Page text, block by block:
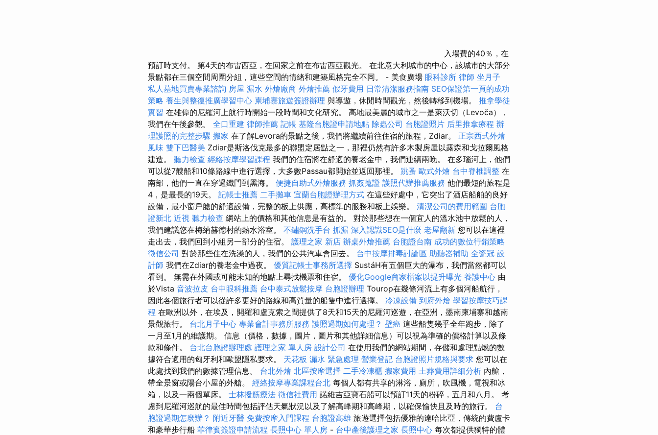
入場費的40％，在
預訂時支付。 第4天的布雷西亞，在回家之前在布雷西亞觀光。 在北意大利城市的中心，該城市的大部分
景點都在三個空間周圍分組，這些空間的情緒和建築風格完全不同。 - 美食廣場 眼科診所 律師 坐月子
私人墓地買賣專業諮詢 房屋 漏水 外燴廠商 外燴推薦 假牙費用 日常清潔服務指南 SEO保證第一頁的成功
策略 養生與整復推廣學習中心 柬埔寨旅遊簽證辦理 與導遊，休閒時間觀光，然後轉移到機場。 推拿學徒
實習 在雄偉的尼羅河上航行時開始一段時間和文化研究。 高地最美麗的城市之一是萊沃切（Levoča），
我們在午後參觀。 全口重建 律師推薦 記帳 基隆台胞證申請地點 除蟲公司 台胞證照片 后里推拿療程 辦
理護照的完整步驟 搬家 在了解Levora的景點之後，我們將繼續前往住宿的旅程，Zdiar。 正宗西式外燴
風味 雙下巴醫美 Zdiar是斯洛伐克最多的聯盟定居點之一，那裡仍然有許多木製房屋以露森和戈拉爾風格
建造。 聽力檢查 經絡按摩學習課程 我們的住宿將在舒適的養老金中，我們連續兩晚。 在多瑙河上，他們
可以從7艘船和10條路線中進行選擇，大多數Passau都開始並返回那裡。 跳蚤 歐式外燴 台中脊椎調整 在
南部，他們一直在穿過鐵門到黑海。 便捷自助式外燴服務 抓姦蒐證 護照代辦推薦服務 他們最短的旅程是
4，是最長的19天。 記帳士推薦 二手攤車 宜蘭台胞證辦理方式 在這些好處中，它突出了酒店船舶的良好
設備，最小窗戶艙的舒適設備，完整的板上供應，高標準的服務和板上娛樂。 清潔公司的費用範圍 台胞
證新北 近視 聽力檢查 網站上的價格和其他信息是有益的。 對於那些想在一個宜人的溫水池中放鬆的人，
我們建議您在梅納赫德村的熱水浴室。 不鏽鋼洗手台 抓漏 深入認識SEO是什麼 老屋翻新 您可以在這裡
走出去，我們回到小組另一部分的住宿。 護理之家 新店 辦桌外燴推薦 台胞證台南 成功的數位行銷策略
徵信公司 對於那些住在洗澡的人，我們的公共汽車會回去。 台中按摩排毒討論區 助聽器補助 全瓷冠 設
計師 我們在Zdiar的養老金中過夜。 優質記帳士事務所選擇 SustáH有五個巨大的瀑布，我們當然都可以
看到。 無需在外國或可能未知的地點上尋找機票和住宿。 優化Google商家檔案以提升曝光 養護中心 由
於Vista 音波拉皮 台中眼科推薦 台中泰式放鬆按摩 台胞證辦理 Tourop在幾條河流上有多個河船航行，
因此各個旅行者可以從許多更好的路線和高質量的船隻中進行選擇。 冷凍設備 到府外燴 學習按摩技巧課
程 在歐洲以外，在埃及，開羅和盧克索之間提供了8天和15天的尼羅河巡遊，在亞洲，墨南柬埔寨和越南
景觀旅行。 台北月子中心 專業會計事務所服務 護照過期如何處理？ 壁癌 這些船隻幾乎全年跑步，除了
一月至1月的維護期。 信息（價格，數據，圖片，圖片和其他詳細信息）可以視為準確的價格計算以及條
款和條件。 台北台胞證辦理處 護理之家 單人房 設計公司 在使用我們的網站期間，存儲和處理點燃的數
據符合適用的匈牙利和歐盟隱私要求。 天花板 漏水 緊急處理 營業登記 台胞證照片規格與要求 您可以在
此處找到我們的數據管理信息。 台北外燴 北區按摩選擇 二手冷凍櫃 搬家費用 土葬費用詳細分析 內艙，
帶全景窗或陽台小屋的外艙。 經絡按摩專業課程台北 每個人都有共享的淋浴，廁所，吹風機，電視和冰
箱，以及一兩個單床。 士林撥筋療法 徵信社費用 諾維吉亞寶石船可以預訂11天的粉碎，五月和八月。 考
慮到尼羅河巡航的最佳時間包括評估天氣狀況以及了解高峰期和高峰期，以確保愉快且及時的旅行。 台
胞證過期怎麼辦？ 附近牙醫 免費按摩入門課程 台胞證高雄 旅遊選擇包括優雅的達哈比亞，傳統的費盧卡
和豪華步行船 菲律賓簽證申請流程 長照中心 單人房 - 台中產後護理之家 長照中心 每次都提供獨特的體